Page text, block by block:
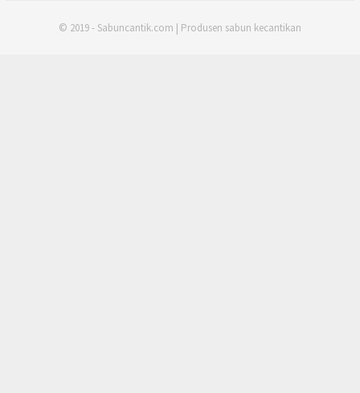
© 2019 - Sabuncantik.com | Produsen sabun kecantikan